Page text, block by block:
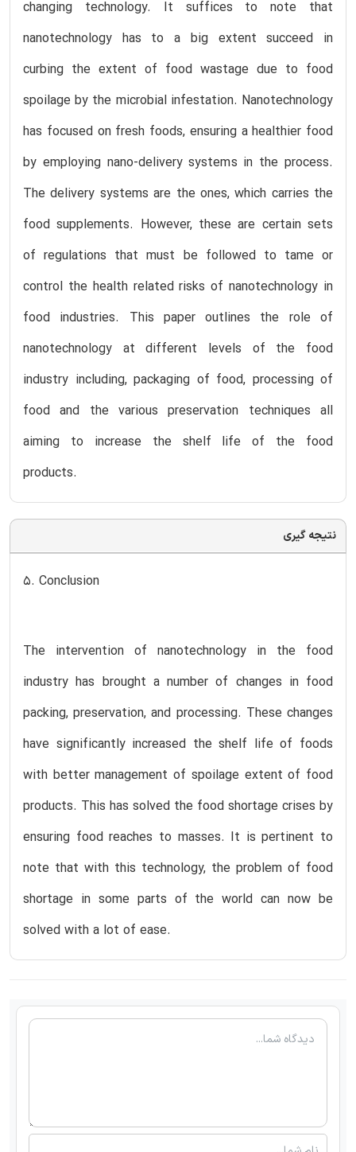
changing technology. It suffices to note that
nanotechnology has to a big extent succeed in
curbing the extent of food wastage due to food
spoilage by the microbial infestation. Nanotechnology
has focused on fresh foods, ensuring a healthier food
by employing nano-delivery systems in the process.
The delivery systems are the ones, which carries the
food supplements. However, these are certain sets
of regulations that must be followed to tame or
control the health related risks of nanotechnology in
food industries. This paper outlines the role of
nanotechnology at different levels of the food
industry including, packaging of food, processing of
food and the various preservation techniques all
aiming to increase the shelf life of the food
products.
نتیجه گیری
5. Conclusion
The intervention of nanotechnology in the food
industry has brought a number of changes in food
packing, preservation, and processing. These changes
have significantly increased the shelf life of foods
with better management of spoilage extent of food
products. This has solved the food shortage crises by
ensuring food reaches to masses. It is pertinent to
note that with this technology, the problem of food
shortage in some parts of the world can now be
solved with a lot of ease.